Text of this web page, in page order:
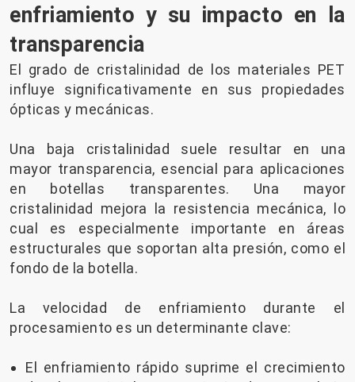
enfriamiento y su impacto en la
transparencia
El grado de cristalinidad de los materiales PET
influye significativamente en sus propiedades
ópticas y mecánicas.
Una baja cristalinidad suele resultar en una
mayor transparencia, esencial para aplicaciones
en botellas transparentes. Una mayor
cristalinidad mejora la resistencia mecánica, lo
cual es especialmente importante en áreas
estructurales que soportan alta presión, como el
fondo de la botella.
La velocidad de enfriamiento durante el
procesamiento es un determinante clave:
El enfriamiento rápido suprime el crecimiento